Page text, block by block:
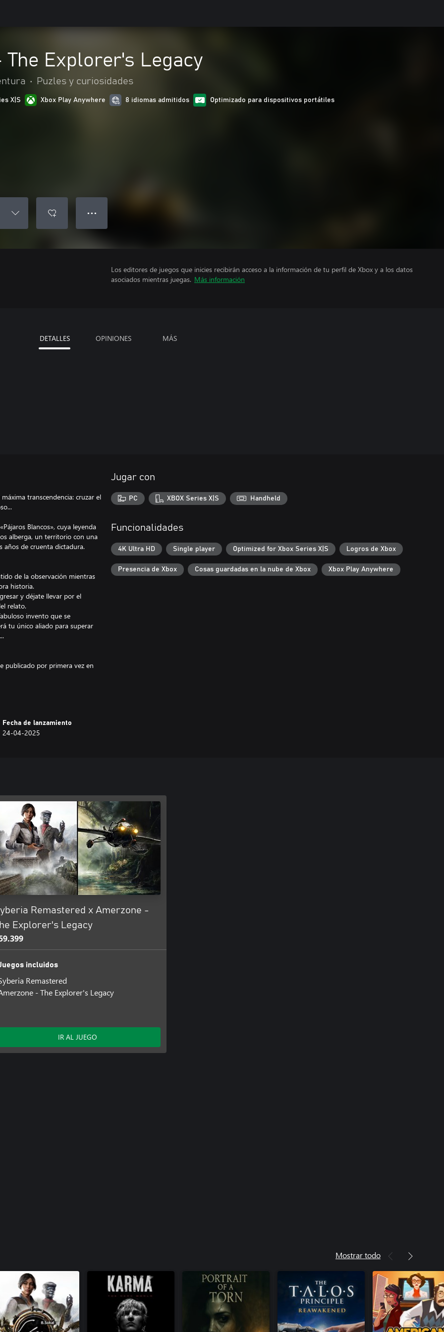
Explorer's Legacy
• Puzles y curiosidades
X|S Xbox Play Anywhere 8 idiomas admitidos Optimizado para dispositivos portátiles
● ● ●
Los editores de juegos que inicies recibirán acceso a la información de tu perfil de Xbox y a los datos
asociados mientras juegas. Más información
DETALLES OPINIONES MÁS
transcendencia: cruzar el
Blancos», cuya leyenda
alberga, un territorio con una
años de cruenta dictadura.
de la observación mientras
historia.
y déjate llevar por el
relato.
invento que se
tu único aliado para superar
publicado por primera vez en
la aventura
a la saga Syberia
Fecha de lanzamiento
24-04-2025
Jugar con
PC XBOX Series X|S Handheld
Funcionalidades
4K Ultra HD Single player Optimized for Xbox Series X|S Logros de Xbox
Presencia de Xbox Cosas guardadas en la nube de Xbox Xbox Play Anywhere
Remastered x Amerzone -
Explorer's Legacy
incluidos
Remastered
- The Explorer's Legacy
IR AL JUEGO
Mostrar todo